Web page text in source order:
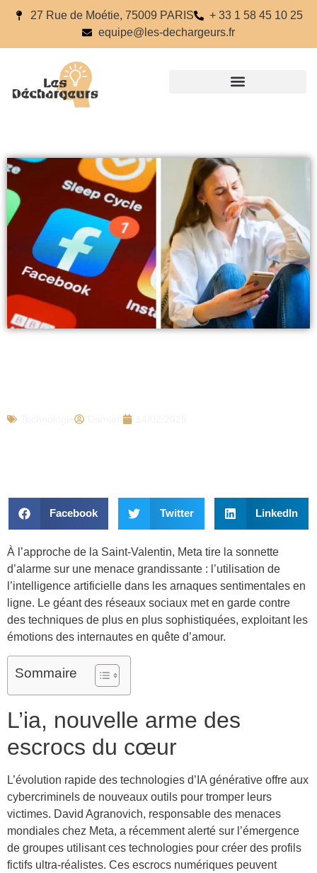
27 Rue de Moétie, 75009 PARIS
+ 33 1 58 45 10 25
equipe@les-dechargeurs.fr
Facebook Twitter LinkedIn
À l’approche de la Saint-Valentin, Meta tire la sonnette
d’alarme sur une menace grandissante : l’utilisation de
l’intelligence artificielle dans les arnaques sentimentales en
ligne. Le géant des réseaux sociaux met en garde contre
des techniques de plus en plus sophistiquées, exploitant les
émotions des internautes en quête d’amour.
Sommaire
L’ia, nouvelle arme des
escrocs du cœur
L’évolution rapide des technologies d’IA générative offre aux
cybercriminels de nouveaux outils pour tromper leurs
victimes. David Agranovich, responsable des menaces
mondiales chez Meta, a récemment alerté sur l’émergence
de groupes utilisant ces technologies pour créer des profils
fictifs ultra-réalistes. Ces escrocs numériques peuvent